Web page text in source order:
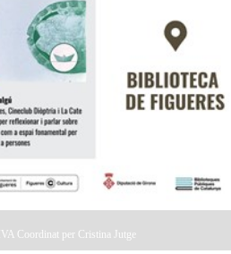
Coordinat per Cristina Jutge